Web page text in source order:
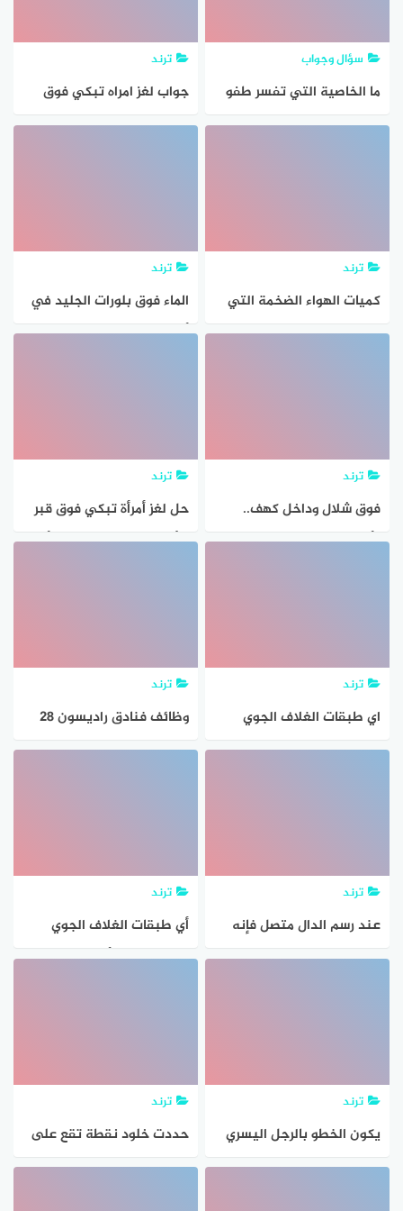
سؤال وجواب
ما الخاصية التي تفسر طفو
إبرة فوق سطح الماء
ترند
جواب لغز امراه تبكي فوق
قبر سالوها لماذا تبكي
ترند
كميات الهواء الضخمة التي
تتشكل فوق منطقة معينة
ترند
الماء فوق بلورات الجليد في
أثناء العواصف الرعدية
ترند
فوق شلال وداخل كهف..
وأغرب تصميمات المنازل
ترند
حل لغز أمرأة تبكي فوق قبر
سألوها لماذا تبكي قالت أنه
ترند
اي طبقات الغلاف الجوي
تحوي الاوزون الذي يحمي
ترند
وظائف فنادق راديسون 28
وظيفة شاغرة لحملة الثانوية
ترند
عند رسم الدال متصل فإنه
يتم رسمه فوق السطر
ترند
أي طبقات الغلاف الجوي
تحوي طبقة الأوزون الذي
ترند
يكون الخطو بالرجل اليسري
للخلف مسافة نصف عرض
ترند
حددت خلود نقطة تقع على
بعد ٤ وحدات فوق نقطة